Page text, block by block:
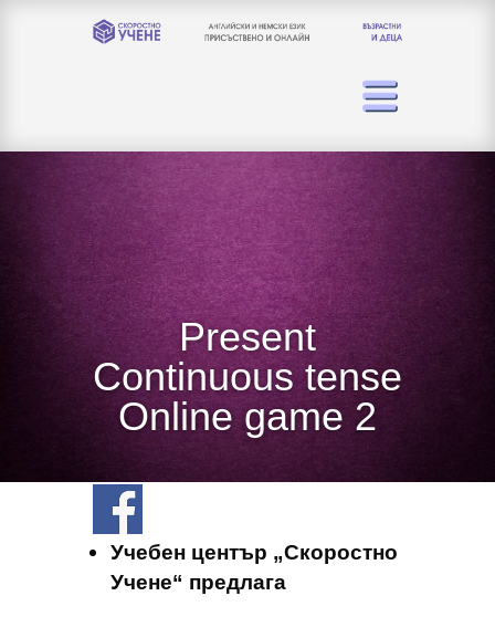
Present
Continuous tense
Online game 2
Учебен център „Скоростно
Учене“ предлага